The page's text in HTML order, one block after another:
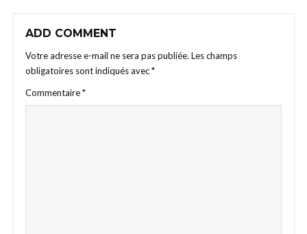
ADD COMMENT
Votre adresse e-mail ne sera pas publiée. Les champs
obligatoires sont indiqués avec*
Commentaire*